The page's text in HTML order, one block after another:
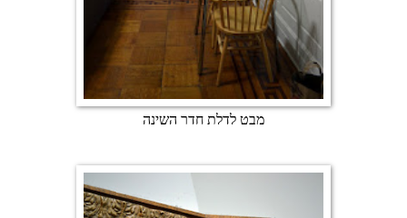
מבט לדלת חדר השינה